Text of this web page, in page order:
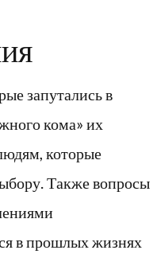
запутались в
кома» их
которые
Также вопросы
в прошлых жизнях